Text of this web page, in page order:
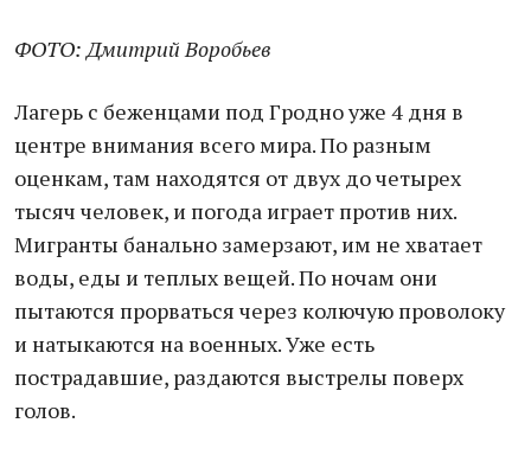
ФОТО: Дмитрий Воробьев
Лагерь с беженцами под Гродно уже 4 дня в
центре внимания всего мира. По разным
оценкам, там находятся от двух до четырех
тысяч человек, и погода играет против них.
Мигранты банально замерзают, им не хватает
воды, еды и теплых вещей. По ночам они
пытаются прорваться через колючую проволоку
и натыкаются на военных. Уже есть
пострадавшие, раздаются выстрелы поверх
голов.